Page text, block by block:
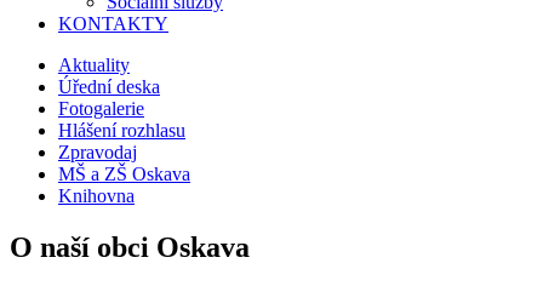
KONTAKTY
Aktuality
Úřední deska
Fotogalerie
Hlášení rozhlasu
Zpravodaj
MŠ a ZŠ Oskava
Knihovna
O naší obci Oskava